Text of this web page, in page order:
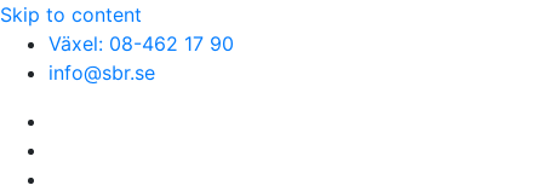
Skip to content
Växel: 08-462 17 90
info@sbr.se